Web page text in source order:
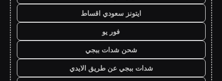
ايتونز سعودي اقساط
فور يو
شحن شدات ببجي
شدات ببجي عن طريق الايدي